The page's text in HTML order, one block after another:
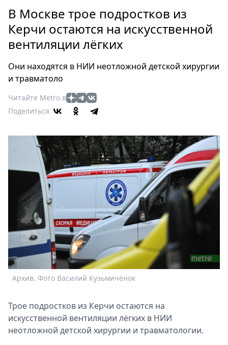
Россия
Мир
Здоровье
Туризм
Мода
Театр
Кино
Книги
Выставки
Пресс-
релизы
О
Metro
Стримы
Спецпроекты
Звезды
Выборы
2026
В Москве трое подростков из
Керчи остаются на искусственной
вентиляции лёгких
Они находятся в НИИ неотложной детской хирургии
и травматоло
Читайте Metro в
Поделиться
Архив. Фото Василий Кузьмичёнок
Трое подростков из Керчи остаются на
искусственной вентиляции лёгких в НИИ
неотложной детской хирургии и травматологии.